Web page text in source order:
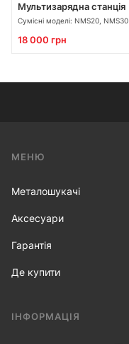
Мультизарядна станція
Сумісні моделі: NMS20, NMS30
18 000 грн
МЕНЮ
Металошукачі
Аксесуари
Гарантія
Де купити
ІНФОРМАЦІЯ